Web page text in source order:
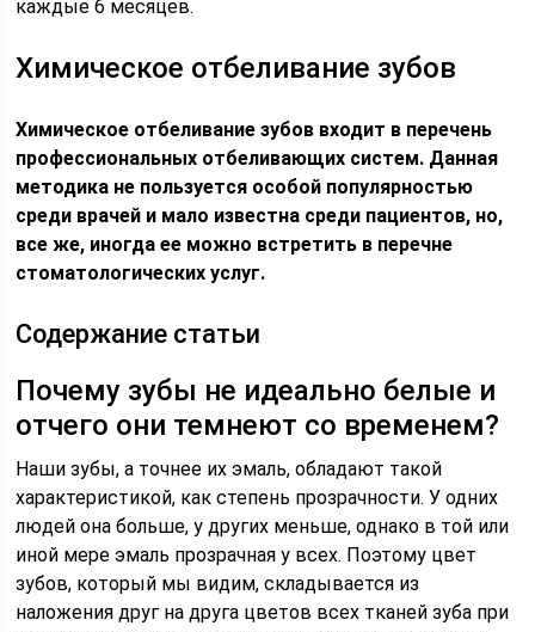
каждые 6 месяцев.
Химическое отбеливание зубов
Химическое отбеливание зубов входит в перечень
профессиональных отбеливающих систем. Данная
методика не пользуется особой популярностью
среди врачей и мало известна среди пациентов, но,
все же, иногда ее можно встретить в перечне
стоматологических услуг.
Содержание статьи
Почему зубы не идеально белые и
отчего они темнеют со временем?
Наши зубы, а точнее их эмаль, обладают такой
характеристикой, как степень прозрачности. У одних
людей она больше, у других меньше, однако в той или
иной мере эмаль прозрачная у всех. Поэтому цвет
зубов, который мы видим, складывается из
наложения друг на друга цветов всех тканей зуба при